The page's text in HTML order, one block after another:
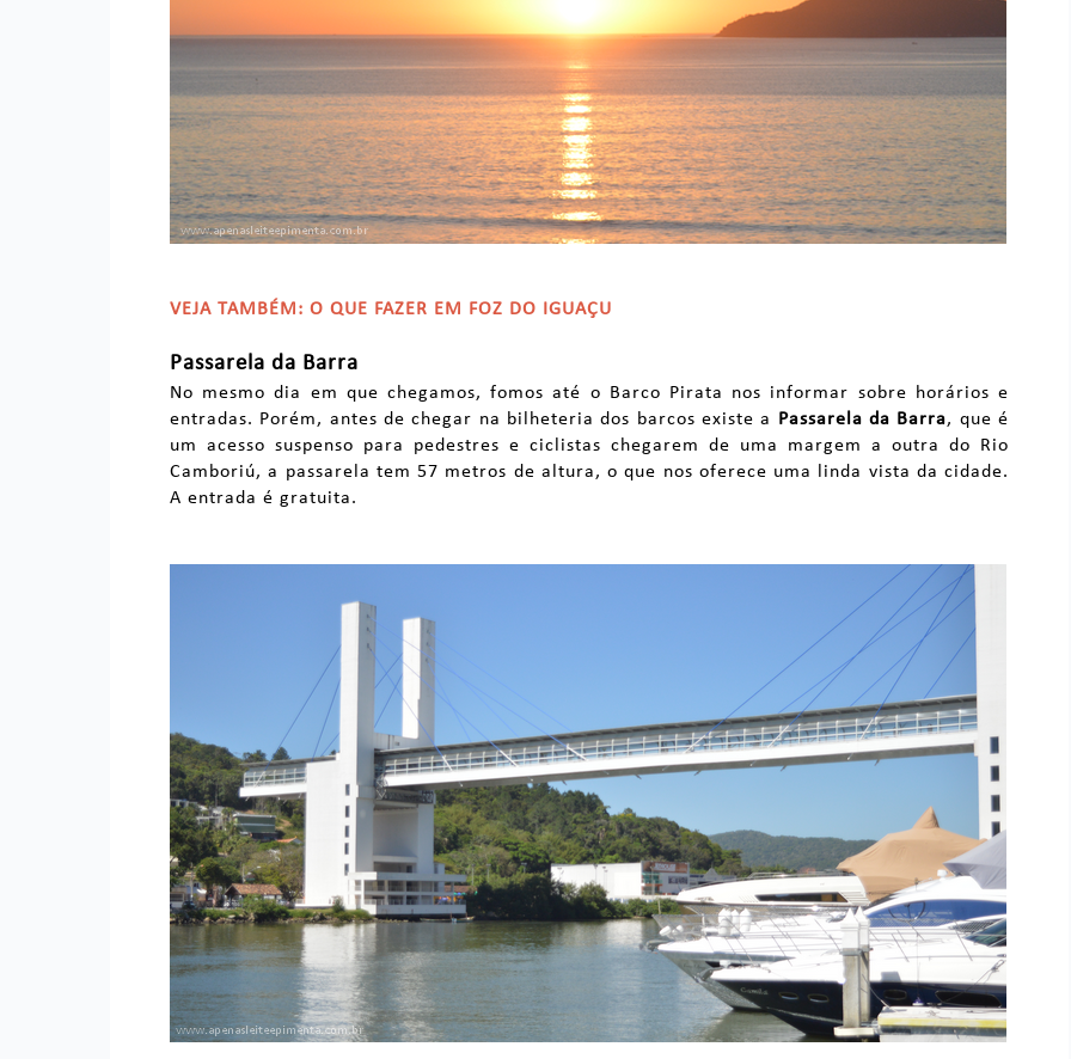
VEJA TAMBÉM: O QUE FAZER EM FOZ DO IGUAÇU
Passarela da Barra
No mesmo dia em que chegamos, fomos até o Barco Pirata nos informar sobre horários e
entradas. Porém, antes de chegar na bilheteria dos barcos existe a Passarela da Barra, que é
um acesso suspenso para pedestres e ciclistas chegarem de uma margem a outra do Rio
Camboriú, a passarela tem 57 metros de altura, o que nos oferece uma linda vista da cidade.
A entrada é gratuita.